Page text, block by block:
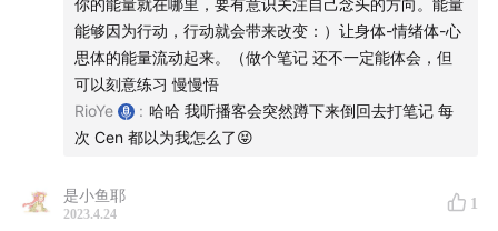
合理益处的情况下故意剥夺自己睡眠的物种
E24 I 《肠子的小心思》：我们与微生物的共生关系
「真原医」是杨定一博士在2012年写下的第一本书，毫不
你的能量就在哪里，要有意识关注自己念头的方向。能量
能够因为行动，行动就会带来改变：）让身体-情绪体-心
思体的能量流动起来。（做个笔记 还不一定能体会，但
可以刻意练习 慢慢悟
RioYe
: 哈哈 我听播客会突然蹲下来倒回去打笔记 每
次 Cen 都以为我怎么了😝
是小鱼耶
2023.4.24
1